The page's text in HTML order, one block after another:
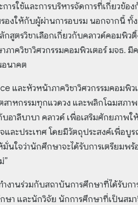
รใช้และการบริหารจัดการที่เกี่ยวข้อง
งให้กับผู้ผ่านการอบรม นอกจากนี้ ทั้
กสูตรวิชาเลือกเกี่ยวกับคลาวด์คอมพิว
าควิชาวิศวกรรมคอมพิวเตอร์ มจธ. มี
อนาคต
และหัวหน้าภาควิชาวิศวกรรมคอมพิว
สาหกรรมทุกแวดวง และพลิกโฉมสภาพ
อาลีบาบา คลาวด์ เพื่อเสริมศักยภาพใ
ละประเทศ โดยมีวัตถุประสงค์เพื่อบู
นใจว่านักศึกษาจะได้รับการเตรียมพร้
”
านร่วมกับสถาบันการศึกษาที่ได้รับกา
า และนักวิจัย นักการศึกษาที่เป็นสม